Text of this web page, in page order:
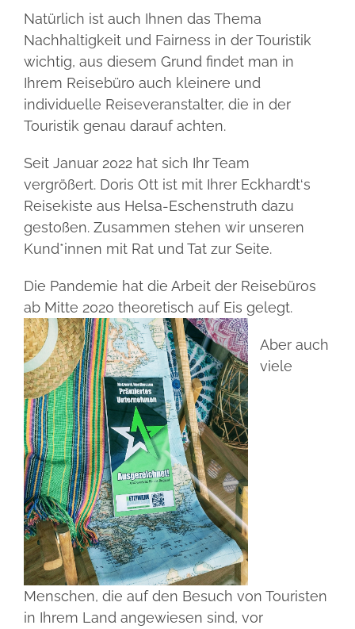
Natürlich ist auch Ihnen das Thema
Nachhaltigkeit und Fairness in der Touristik
wichtig, aus diesem Grund findet man in
Ihrem Reisebüro auch kleinere und
individuelle Reiseveranstalter, die in der
Touristik genau darauf achten.
Seit Januar 2022 hat sich Ihr Team
vergrößert. Doris Ott ist mit Ihrer Eckhardt‘s
Reisekiste aus Helsa-Eschenstruth dazu
gestoßen. Zusammen stehen wir unseren
Kund*innen mit Rat und Tat zur Seite.
Die Pandemie hat die Arbeit der Reisebüros
ab Mitte 2020 theoretisch auf Eis gelegt.
Aber auch
viele
Menschen, die auf den Besuch von Touristen
in Ihrem Land angewiesen sind, vor